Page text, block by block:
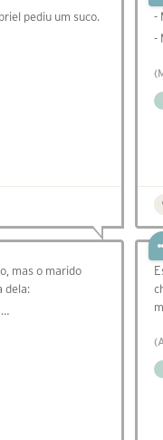
pediu um suco.
-
-
mas o marido
dela: